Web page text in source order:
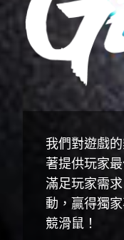
我們對遊戲
著提供玩家
滿足玩家需
動，贏得獨
競滑鼠！